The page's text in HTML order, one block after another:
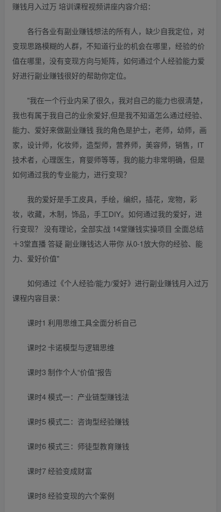
赚钱月入过万 培训课程视频讲座内容介绍：
各行各业有副业赚钱想法的所有人，缺少自我定位，对
变现思路模糊的人群，不知道行业的机会在哪里，经验的价
值在哪里，没有变现方向与矩阵，如何通过个人经验能力爱
好进行副业赚钱很好的帮助你定位。
"我在一个行业内呆了很久，我对自己的能力也很清楚，
我也有属于我自己的业余爱好,但是我不知道怎么通过经验、
能力、爱好来做副业赚钱 我的角色是护士，老师，幼师，画
家，设计师，化妆师，造型师，营养师，美容师，销售，IT
技术者，心理医生，育婴师等等，我的能力非常明确，但是
如何通过我的专业能力，进行变现？
我的爱好是手工皮具，手绘，编织，插花，宠物，彩
妆，收藏，木制，饰品，手工DIY。如何通过我的爱好，进
行变现？ 没有理论，全部实战 14堂赚钱实操项目 全面总结
＋3堂直播 答疑 副业赚钱达人带你 从0-1放大你的经验、能
力、爱好价值"
如何通过《个人经验/能力/爱好》进行副业赚钱月入过万
课程内容目录：
课时1 利用思维工具全面分析自己
课时2 卡诺模型与逻辑思维
课时3 制作个人“价值”报告
课时4 模式一：产业链型赚钱法
课时5 模式二：咨询型经验赚钱
课时6 模式三：师徒型教育赚钱
课时7 经验变成财富
课时8 经验变现的六个案例